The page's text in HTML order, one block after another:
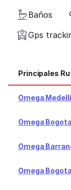
Baños
Gps
Principales
Omega
Omega
Omega
Omega